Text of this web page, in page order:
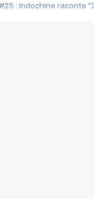
#25 : Indochine raconte